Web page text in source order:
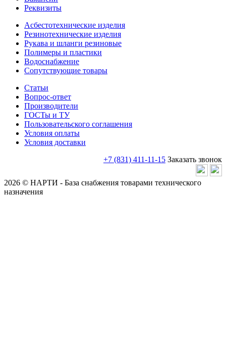
Реквизиты
Асбестотехнические изделия
Резинотехнические изделия
Рукава и шланги резиновые
Полимеры и пластики
Водоснабжение
Сопутствующие товары
Статьи
Вопрос-ответ
Производители
ГОСТы и ТУ
Пользовательского соглашения
Условия оплаты
Условия доставки
+7 (831) 411-11-15 Заказать звонок
2026 © НАРТИ - База снабжения товарами технического
назначения